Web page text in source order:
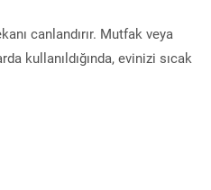
canlandırır. Mutfak veya
kullanıldığında, evinizi sıcak